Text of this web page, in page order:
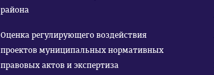
района
Оценка регулирующего воздействия
проектов муниципальных нормативных
правовых актов и экспертиза